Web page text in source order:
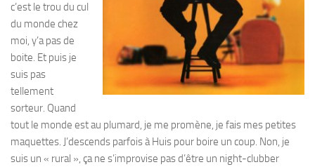
c’est le trou du cul
du monde chez
moi, y’a pas de
boite. Et puis je
suis pas
tellement
sorteur. Quand
tout le monde est au plumard, je me promène, je fais mes petites
maquettes. J’descends parfois à Huis pour boire un coup. Non, je
suis un « rural », ça ne s’improvise pas d’être un night-clubber